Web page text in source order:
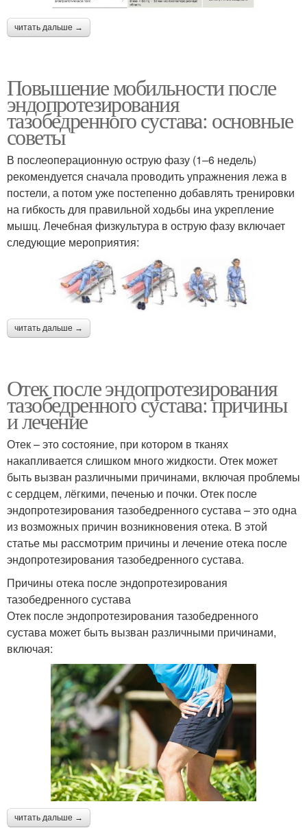
читать дальше →
Повышение мобильности после
эндопротезирования
тазобедренного сустава: основные
советы
В послеоперационную острую фазу (1–6 недель)
рекомендуется сначала проводить упражнения лежа в
постели, а потом уже постепенно добавлять тренировки
на гибкость для правильной ходьбы ина укрепление
мышц. Лечебная физкультура в острую фазу включает
следующие мероприятия:
читать дальше →
Отек после эндопротезирования
тазобедренного сустава: причины
и лечение
Отек – это состояние, при котором в тканях
накапливается слишком много жидкости. Отек может
быть вызван различными причинами, включая проблемы
с сердцем, лёгкими, печенью и почки. Отек после
эндопротезирования тазобедренного сустава – это одна
из возможных причин возникновения отека. В этой
статье мы рассмотрим причины и лечение отека после
эндопротезирования тазобедренного сустава.
Причины отека после эндопротезирования
тазобедренного сустава
Отек после эндопротезирования тазобедренного
сустава может быть вызван различными причинами,
включая:
читать дальше →